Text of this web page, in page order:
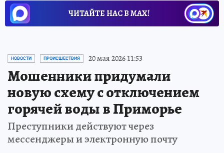
ЧИТАЙТЕ НАС В МАХ!
НОВОСТИ ПРОИСШЕСТВИЯ 20 мая 2026 11:53
Мошенники придумали
новую схему с отключением
горячей воды в Приморье
Преступники действуют через
мессенджеры и электронную почту